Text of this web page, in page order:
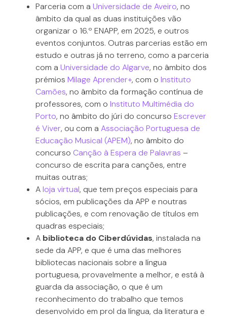
Parceria com a Universidade de Aveiro, no
âmbito da qual as duas instituições vão
organizar o 16.º ENAPP, em 2025, e outros
eventos conjuntos. Outras parcerias estão em
estudo e outras já no terreno, como a parceria
com a Universidade do Algarve, no âmbito dos
prémios Milage Aprender+, com o Instituto
Camões, no âmbito da formação contínua de
professores, com o Instituto Multimédia do
Porto, no âmbito do júri do concurso Escrever
é Viver, ou com a Associação Portuguesa de
Educação Musical (APEM), no âmbito do
concurso Canção à Espera de Palavras –
concurso de escrita para canções, entre
muitas outras;
Aloja virtual, que tem preços especiais para
sócios, em publicações da APP e noutras
publicações, e com renovação de títulos em
quadras especiais;
A biblioteca do Ciberdúvidas, instalada na
sede da APP, e que é uma das melhores
bibliotecas nacionais sobre a língua
portuguesa, provavelmente a melhor, e está à
guarda da associação, o que é um
reconhecimento do trabalho que temos
desenvolvido em prol da língua, da literatura e